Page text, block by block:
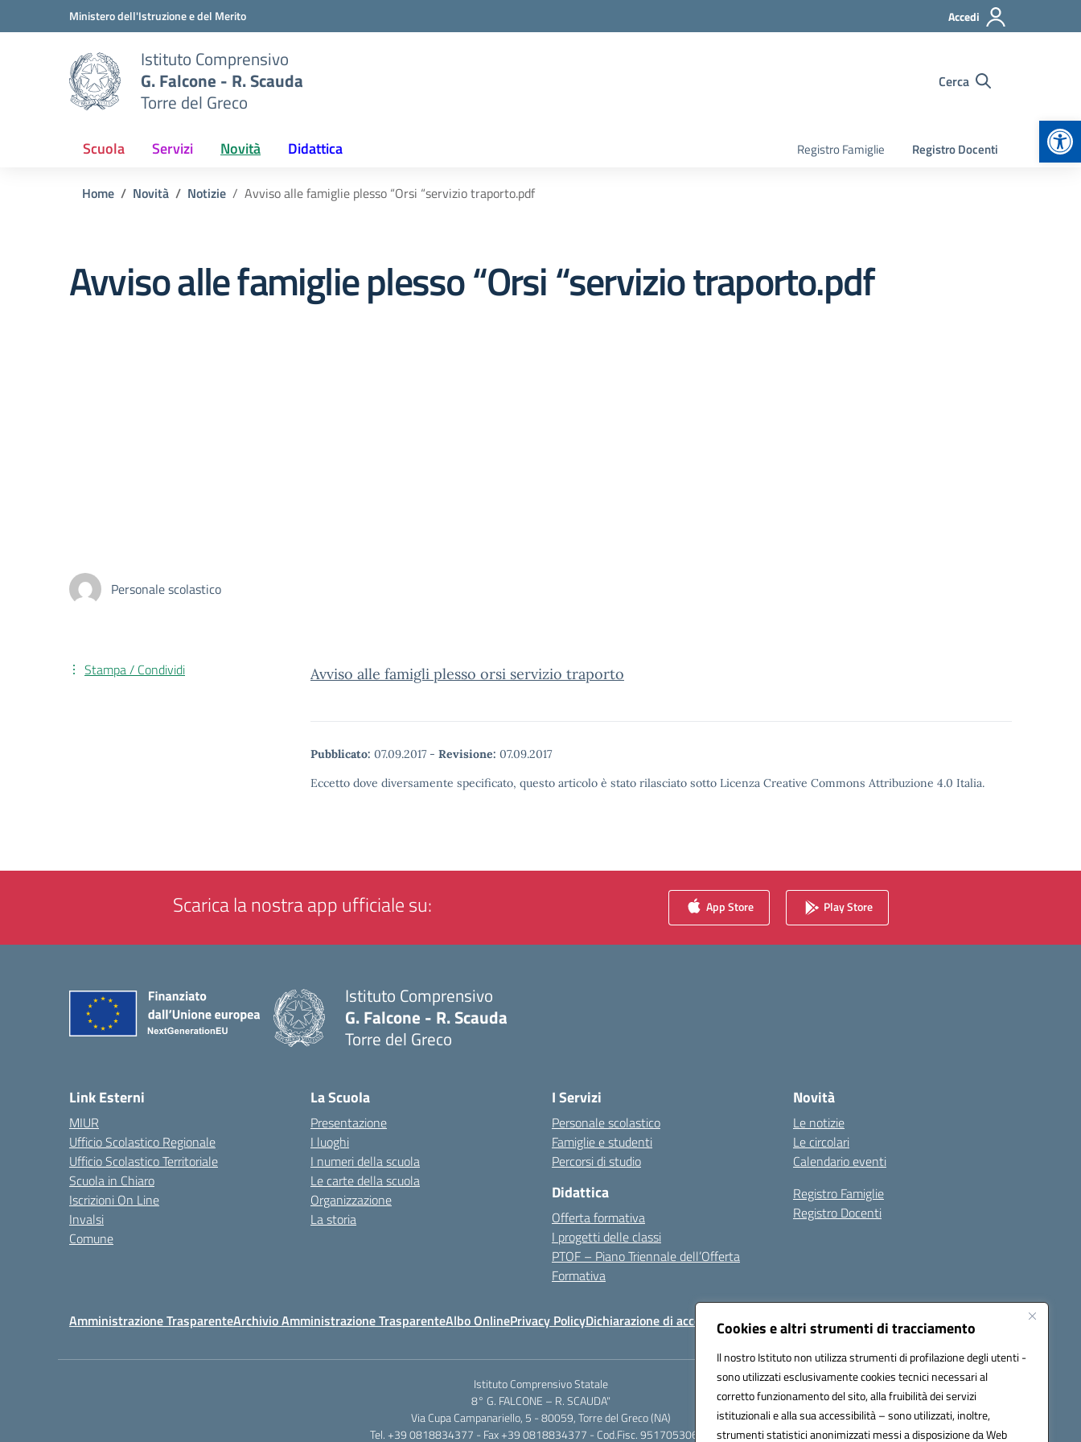
Cookies e altri strumenti di tracciamento
Il nostro Istituto non utilizza strumenti di profilazione degli utenti -
sono utilizzati esclusivamente cookies tecnici necessari al
corretto funzionamento del sito, alla fruibilità dei servizi
istituzionali e alla sua accessibilità – sono utilizzati, inoltre,
strumenti statistici anonimizzati messi a disposizione da Web
Vai ai contenuti
Vai al menu di navigazioneMinistero dell'Istruzione e del Merito Accedi
Istituto Comprensivo
G. Falcone - R. Scauda
Torre del Greco
Cerca
Scuola Servizi Novità Didattica Registro Famiglie Registro Docenti
Home Novità Notizie Avviso alle famiglie plesso “Orsi “servizio traporto.pdf
Avviso alle famiglie plesso “Orsi “servizio traporto.pdf
Personale scolastico
Avviso alle famigli plesso orsi servizio traporto
Pubblicato: 07.09.2017 - Revisione: 07.09.2017
Eccetto dove diversamente specificato, questo articolo è stato rilasciato sotto Licenza Creative Commons Attribuzione 4.0 Italia.
Stampa / Condividi
Scarica la nostra app ufficiale su: App Store Play Store
Istituto Comprensivo
G. Falcone - R. Scauda
Torre del Greco
Link Esterni
MIUR
Ufficio Scolastico Regionale
Ufficio Scolastico Territoriale
Scuola in Chiaro
Iscrizioni On Line
Invalsi
Comune
La Scuola
Presentazione
I luoghi
I numeri della scuola
Le carte della scuola
Organizzazione
La storia
I Servizi
Personale scolastico
Famiglie e studenti
Percorsi di studio
Didattica
Offerta formativa
I progetti delle classi
PTOF – Piano Triennale dell’Offerta
Formativa
Novità
Le notizie
Le circolari
Calendario eventi
Registro Famiglie
Registro Docenti
Amministrazione TrasparenteArchivio Amministrazione TrasparenteAlbo OnlinePrivacy PolicyDichiarazione di accessibilità Note legali
Istituto Comprensivo Statale
8° G. FALCONE – R. SCAUDA"
Via Cupa Campanariello, 5 - 80059, Torre del Greco (NA)
Tel. +39 0818834377 - Fax +39 0818834377 - Cod.Fisc. 95170530638